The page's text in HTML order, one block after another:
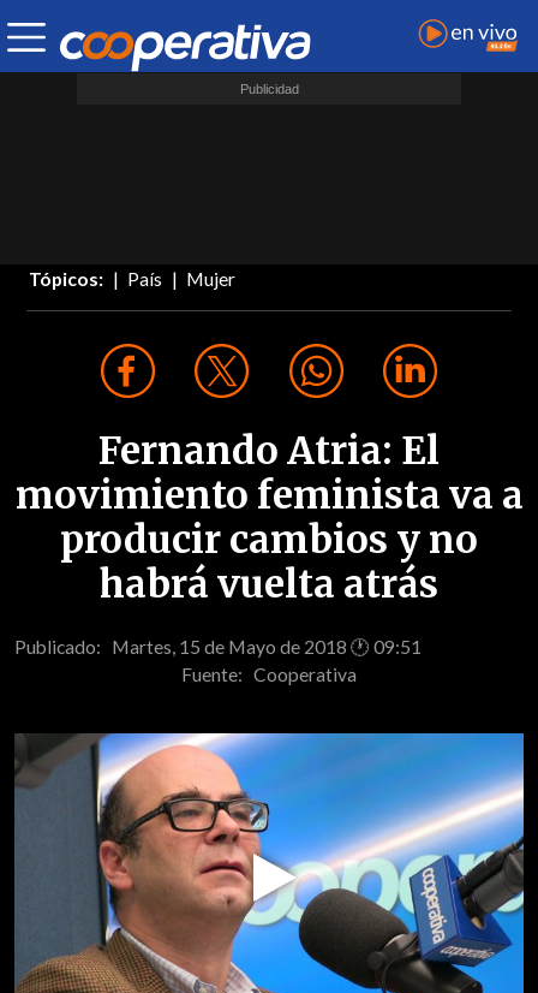
Tópicos: País Mujer
Fernando Atria: El
movimiento feminista va a
producir cambios y no
habrá vuelta atrás
Publicado: Martes, 15 de Mayo de 2018 🕐 09:51
Fuente: Cooperativa
Play
Video